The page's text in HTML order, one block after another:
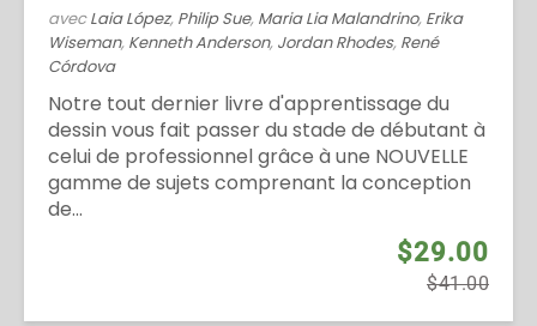
avecLaia López, Philip Sue, Maria Lia Malandrino, Erika
Wiseman, Kenneth Anderson, Jordan Rhodes, René
Córdova
Notre tout dernier livre d'apprentissage du
dessin vous fait passer du stade de débutant à
celui de professionnel grâce à une NOUVELLE
gamme de sujets comprenant la conception
de...
$29.00
$41.00